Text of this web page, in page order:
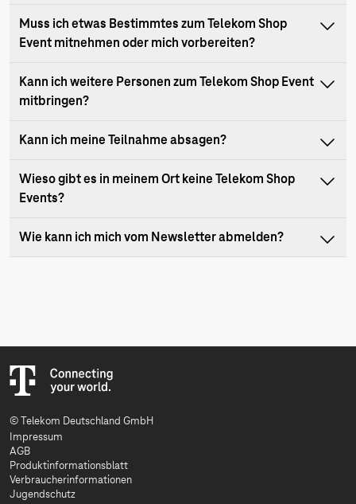
Muss ich etwas Bestimmtes zum Telekom Shop
Event mitnehmen oder mich vorbereiten?
Kann ich weitere Personen zum Telekom Shop Event
mitbringen?
Kann ich meine Teilnahme absagen?
Wieso gibt es in meinem Ort keine Telekom Shop
Events?
Wie kann ich mich vom Newsletter abmelden?
© Telekom Deutschland GmbH
Impressum
AGB
Produktinformationsblatt
Verbraucherinformationen
Jugendschutz